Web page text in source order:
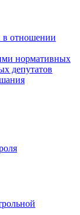
в отношении
нормативных
депутатов